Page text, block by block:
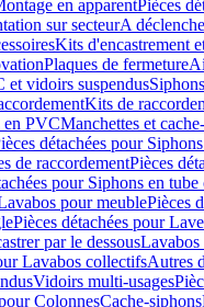
en apparentPièces
sur secteurA
Kits d'encastrement
Plaques de fermeture
et vidoirs suspendusSiphons
Kits de
en PVCManchettes et
détachées pour
de raccordementPièces
pour Siphons en tube
pour meublePièces
Pièces détachées pour
par le dessousLavabos
Lavabos collectifsAutres
Vidoirs multi-usages
ColonnesCache-siphons